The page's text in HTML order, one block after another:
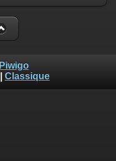
Piwigo
Classique